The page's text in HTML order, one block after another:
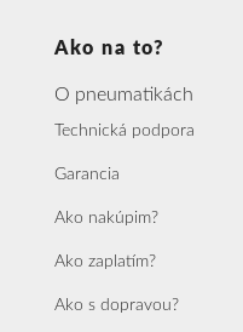
Ako na to?
O pneumatikách
Technická podpora
Garancia
Ako nakúpim?
Ako zaplatím?
Ako s dopravou?